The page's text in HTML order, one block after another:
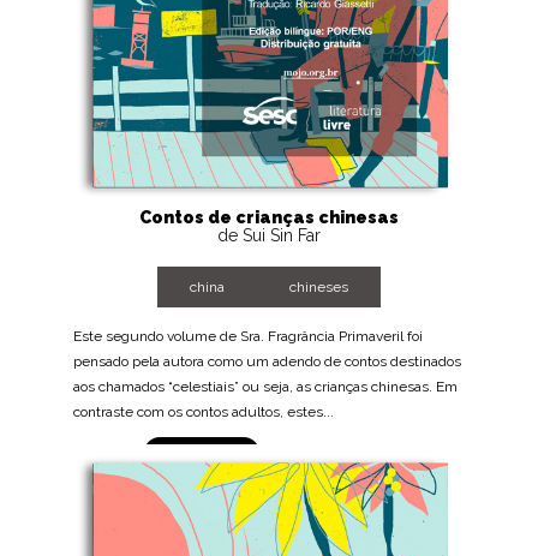
Contos de crianças chinesas
de Sui Sin Far
china chineses
Este segundo volume de Sra. Fragrância Primaveril foi
pensado pela autora como um adendo de contos destinados
aos chamados “celestiais” ou seja, as crianças chinesas. Em
contraste com os contos adultos, estes...